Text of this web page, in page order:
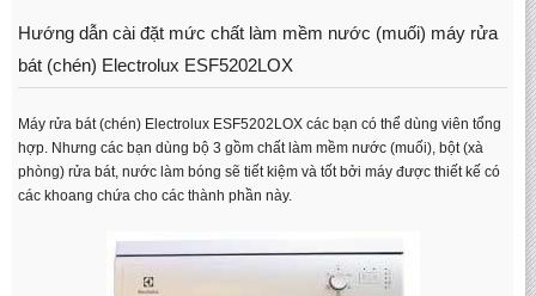
Hướng dẫn cài đặt mức chất làm mềm nước (muối) máy rửa
bát (chén) Electrolux ESF5202LOX
Máy rửa bát (chén) Electrolux ESF5202LOX các bạn có thể dùng viên tổng
hợp. Nhưng các bạn dùng bộ 3 gồm chất làm mềm nước (muối), bột (xà
phòng) rửa bát, nước làm bóng sẽ tiết kiệm và tốt bởi máy được thiết kế có
các khoang chứa cho các thành phần này.